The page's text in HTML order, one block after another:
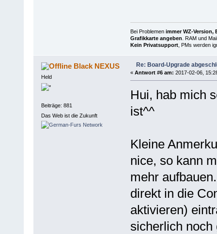
Bei Problemen immer WZ-Version,
Grafikkarte angeben . RAM und
Kein Privatsupport, PMs werden
Black NEXUS
Held
Beiträge: 881
Das Web ist die Zukunft
Re: Board-Upgrade
« Antwort #6 am: 2017-02-06,
Hui, hab mich
ist^^
Kleine
nice, so kann
mehr
direkt in die
aktivieren)
sicherlich